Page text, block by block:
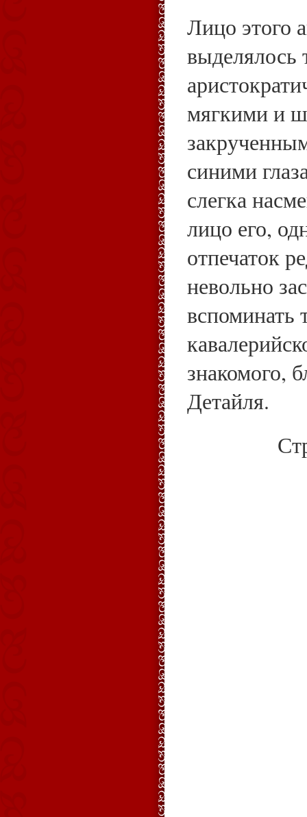
Лицо этого
выделялось
мягкими и
синими
слегка
лицо его,
отпечаток
невольно
вспоминать
знакомого,
Детайля.